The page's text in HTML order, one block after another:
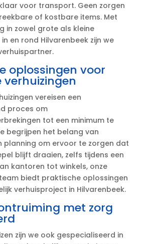
voor transport.​ Geen zorgen
of kostbare items.​ Met
in zowel grote als kleine
en rond Hilvarenbeek zijn we
oplossingen voor
verhuizingen
vereisen een
proces om
tot een minimum te
begrijpen het belang van
planning om ervoor te zorgen dat
blijft draaien, zelfs tijdens een
kantoren tot winkels, onze
biedt praktische oplossingen
verhuisproject in Hilvarenbeek.​
met zorg
zijn we ook gespecialiseerd in